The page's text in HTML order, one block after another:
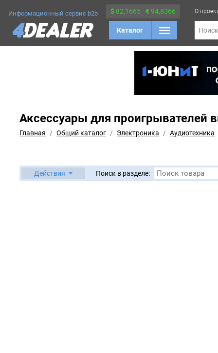
Информационный сервис b2b $ 82,1665 €94,8366
Каталог
О
Поиск
Аксессуары для проигрывателей
Главная Общий каталог Электроника Аудиотехника
Действия Поиск в разделе: